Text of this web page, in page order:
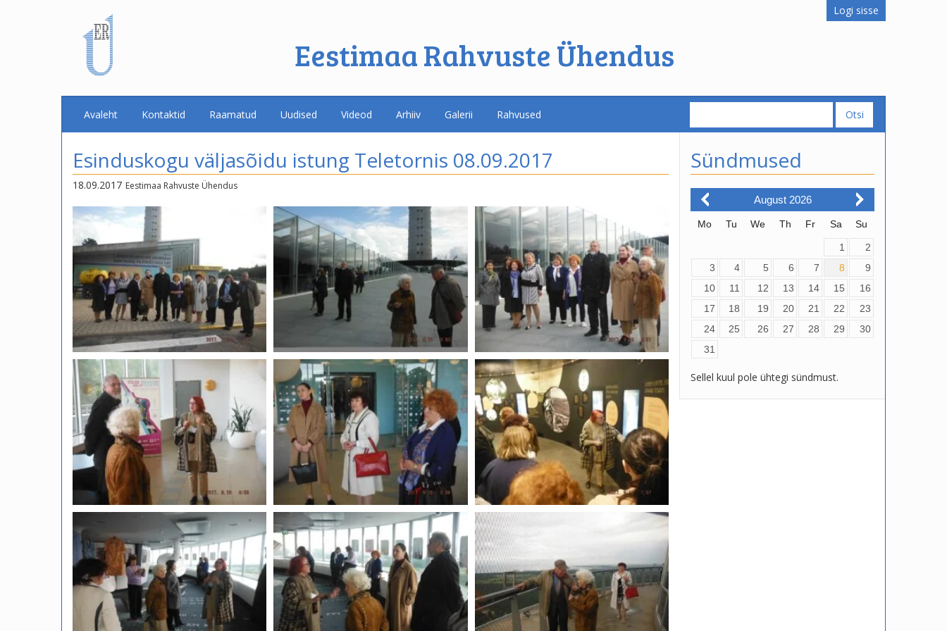
Logi sisse
Eestimaa Rahvuste Ühendus
Avaleht Kontaktid Raamatud Uudised Videod Arhiiv Galerii Rahvused
Esinduskogu väljasõidu istung Teletornis 08.09.2017
18.09.2017 Eestimaa Rahvuste Ühendus
Sündmused
August 2026
Mo Tu We Th Fr Sa Su
1
2
3
4 5 6 7 8
9
10
11 12 13 14 15
16
17
18 19 20 21 22
23
24
25 26 27 28 29
30
31
Sellel kuul pole ühtegi sündmust.